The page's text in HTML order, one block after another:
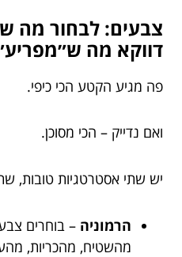
צבעים: לבחור מה
דווקא מה
פה מגיע הקטע הכי כיפי.
ואם נדייק – הכי מסוכן.
יש שתי אסטרטגיות טובות,
הרמוניה – בוחרים
מהשטיח, מהכריות,